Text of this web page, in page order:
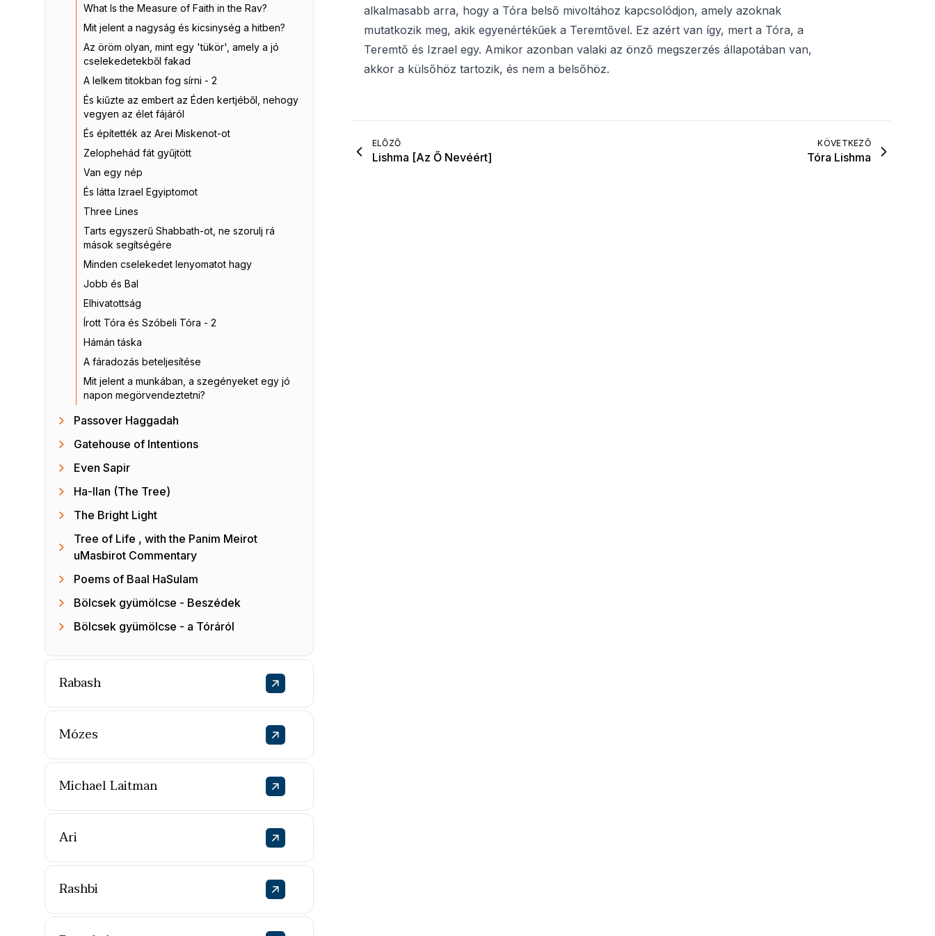
What Is the Measure of Faith in the Rav?
Mit jelent a nagyság és kicsinység a hitben?
Az öröm olyan, mint egy 'tükör', amely a jó
cselekedetekből fakad
A lelkem titokban fog sírni - 2
És kiűzte az embert az Éden kertjéből, nehogy
vegyen az élet fájáról
És építették az Arei Miskenot-ot
Zelophehád fát gyűjtött
Van egy nép
És látta Izrael Egyiptomot
Three Lines
Tarts egyszerű Shabbath-ot, ne szorulj rá
mások segítségére
Minden cselekedet lenyomatot hagy
Jobb és Bal
Elhivatottság
Írott Tóra és Szóbeli Tóra - 2
Hámán táska
A fáradozás beteljesítése
Mit jelent a munkában, a szegényeket egy jó
napon megörvendeztetni?
Passover Haggadah
Gatehouse of Intentions
Even Sapir
Ha-Ilan (The Tree)
The Bright Light
Tree of Life , with the Panim Meirot
uMasbirot Commentary
Poems of Baal HaSulam
Bölcsek gyümölcse - Beszédek
Bölcsek gyümölcse - a Tóráról
Rabash
Mózes
Michael Laitman
Ari
Rashbi
alkalmasabb arra, hogy a Tóra belső mivoltához kapcsolódjon, amely azoknak
mutatkozik meg, akik egyenértékűek a Teremtővel. Ez azért van így, mert a Tóra, a
Teremtő és Izrael egy. Amikor azonban valaki az önző megszerzés állapotában van,
akkor a külsőhöz tartozik, és nem a belsőhöz.
ELŐZŐ
Lishma [Az Ő Nevéért]
KÖVETKEZŐ
Tóra Lishma